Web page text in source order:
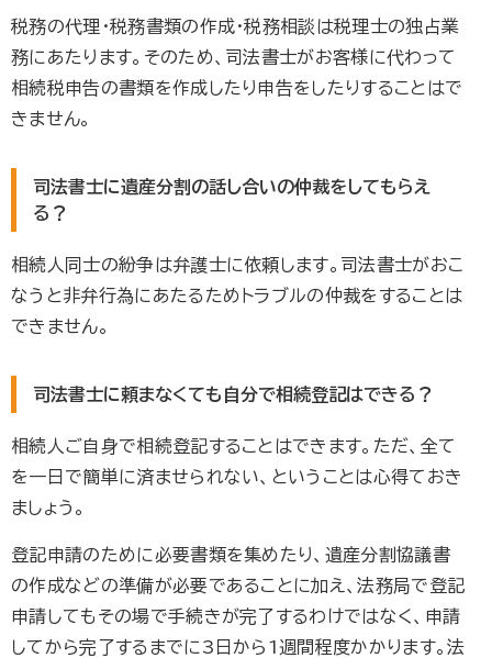
税務の代理・税務書類の作成・税務相談は税理士の独占業
務にあたります。そのため、司法書士がお客様に代わって
相続税申告の書類を作成したり申告をしたりすることはで
きません。
司法書士に遺産分割の話し合いの仲裁をしてもらえ
る？
相続人同士の紛争は弁護士に依頼します。司法書士がおこ
なうと非弁行為にあたるためトラブルの仲裁をすることは
できません。
司法書士に頼まなくても自分で相続登記はできる？
相続人ご自身で相続登記することはできます。ただ、全て
を一日で簡単に済ませられない、ということは心得ておき
ましょう。
登記申請のために必要書類を集めたり、遺産分割協議書
の作成などの準備が必要であることに加え、法務局で登記
申請してもその場で手続きが完了するわけではなく、申請
してから完了するまでに3日から1週間程度かかります。法